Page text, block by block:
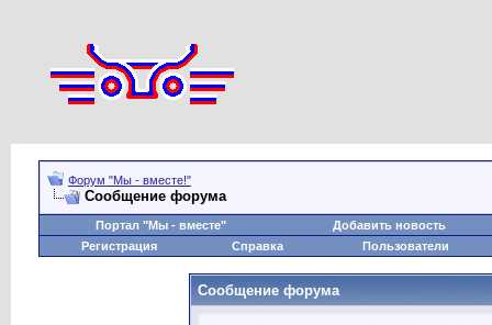
Форум "Мы - вместе!"
Сообщение форума
Портал "Мы - вместе"
Добавить новость
Регистрация
Справка Пользователи
Сообщение форума